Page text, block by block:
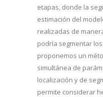
etapas, donde la
estimación del
realizadas de
podría segmentar
proponemos un
simultánea de
localización y de
permite considerar